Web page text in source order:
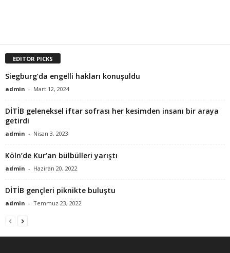
EDITOR PICKS
Siegburg’da engelli hakları konuşuldu
admin - Mart 12, 2024
DİTİB geleneksel iftar sofrası her kesimden insanı bir araya
getirdi
admin - Nisan 3, 2023
Köln’de Kur’an bülbülleri yarıştı
admin - Haziran 20, 2022
DİTİB gençleri piknikte buluştu
admin - Temmuz 23, 2022